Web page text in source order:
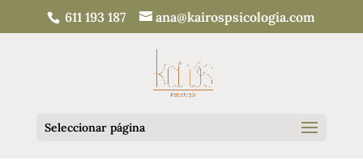
611 193 187 ana@kairospsicologia.com
Seleccionar página